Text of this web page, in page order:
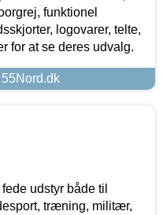
funktionel
logovarer, telte,
for at se deres udvalg.
udstyr både til
træning, militær,